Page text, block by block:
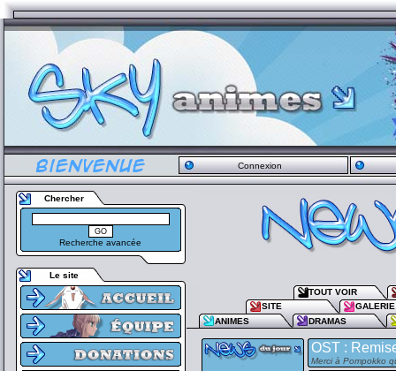
Connexion
Chercher
Recherche avancée
Le site
TOUT VOIR
SITE
GALERIE
ANIMES
DRAMAS
OST :
Merci à Pompokko